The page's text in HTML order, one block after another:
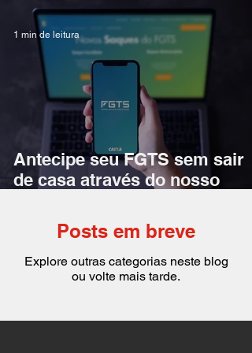
Posts em breve
Explore outras categorias neste blog
ou volte mais tarde.
Antecipe seu FGTS sem sair
de casa através do nosso
1 min de leitura